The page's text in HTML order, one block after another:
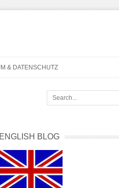
& DATENSCHUTZ
ENGLISH BLOG